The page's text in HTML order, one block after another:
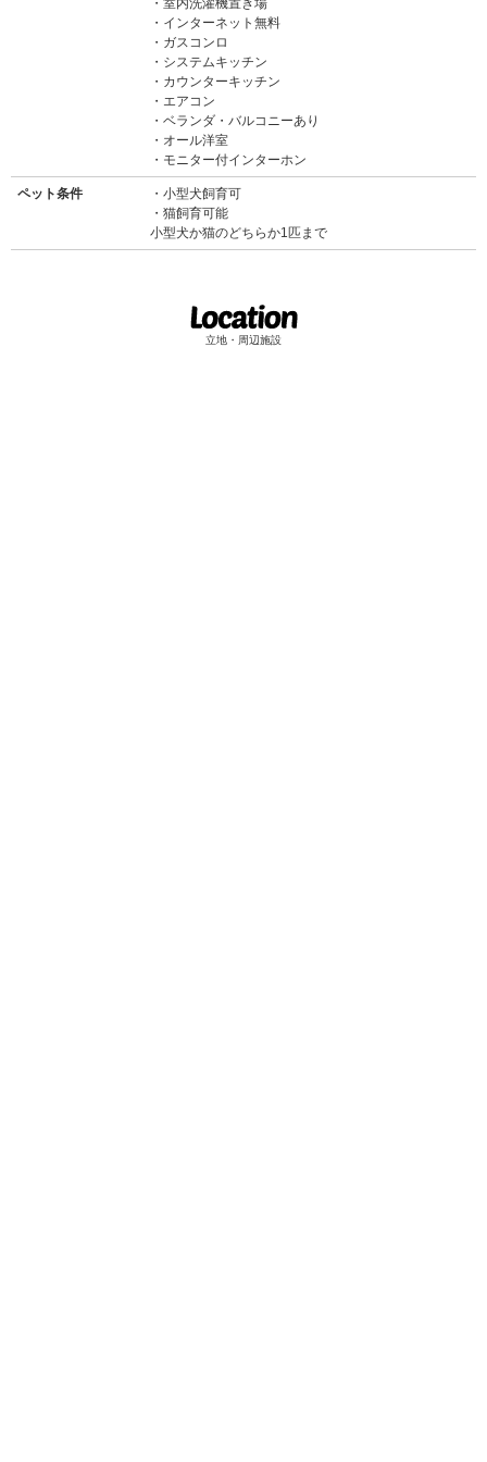
室内洗濯機置き場
インターネット無料
ガスコンロ
システムキッチン
カウンターキッチン
エアコン
ベランダ・バルコニーあり
オール洋室
モニター付インターホン
ペット条件
小型犬飼育可
猫飼育可能
小型犬か猫のどちらか1匹まで
立地・周辺施設